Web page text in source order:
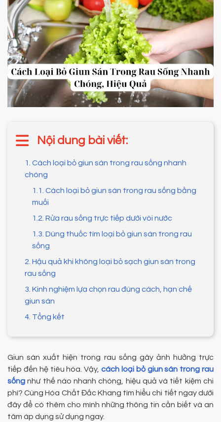
Nội dung bài viết:
1. Cách loại bỏ giun sán trong rau sống nhanh
chóng
1.1. Cách loại bỏ giun sán trong rau sống bằng
muối
1.2. Rửa rau sống trực tiếp dưới vòi nước
1.3. Dùng thuốc tím loại bỏ giun sán trong rau
sống
2. Hậu quả khi không loại bỏ sạch giun sán trong
rau sống
3. Kinh nghiệm lựa chọn rau đúng cách, hạn chế
giun sán
4. Tổng kết
Giun sán xuất hiện trong rau sống gây ảnh hưởng trực
tiếp đến hệ tiêu hóa. Vậy, cách loại bỏ giun sán trong rau
sống như thế nào nhanh chóng, hiệu quả và tiết kiệm chi
phí? Cùng Hóa Chất Đắc Khang tìm hiểu chi tiết ngay dưới
đây để có thêm cho mình những thông tin cần biết và an
tâm áp dụng sử dụng ngay.